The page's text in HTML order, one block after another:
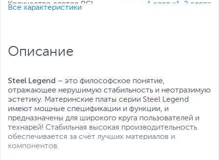
Количество слотов PCI
1 слот x1
2 слота
Все характеристики
Описание
Steel Legend – это философское понятие,
отражающее нерушимую стабильность и неотразимую
эстетику. Материнские платы серии Steel Legend
имеют мощные спецификации и функции, и
предназначены для широкого круга пользователей и
технарей! Стабильная высокая производительность
обеспечивается за счёт лучших материалов и
компонентов.